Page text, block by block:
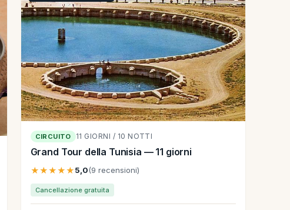
CIRCUITO 11 GIORNI / 10 NOTTI
Grand Tour della Tunisia — 11 giorni
★★★★★5,0(9 recensioni)
Cancellazione gratuita